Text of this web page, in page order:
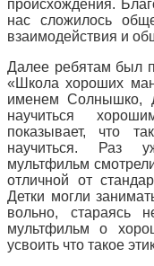
происхождения.
нас сложилось
взаимодействия и
Далее ребятам был
«Школа хороших
именем Солнышко,
научиться
показывает, что
научиться. Раз
мультфильм
отличной от
Детки могли
вольно, стараясь
мультфильм о
усвоить что такое